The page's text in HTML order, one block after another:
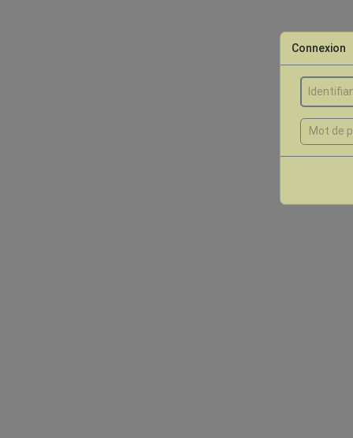
Connexion